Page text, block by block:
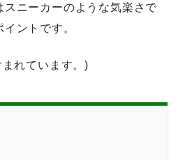
スニーカーのような気楽さで
ントです。
れています。)